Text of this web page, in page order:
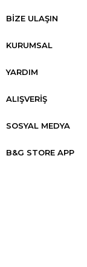
BİZE ULAŞIN
KURUMSAL
YARDIM
ALIŞVERİŞ
SOSYAL MEDYA
B&G STORE APP